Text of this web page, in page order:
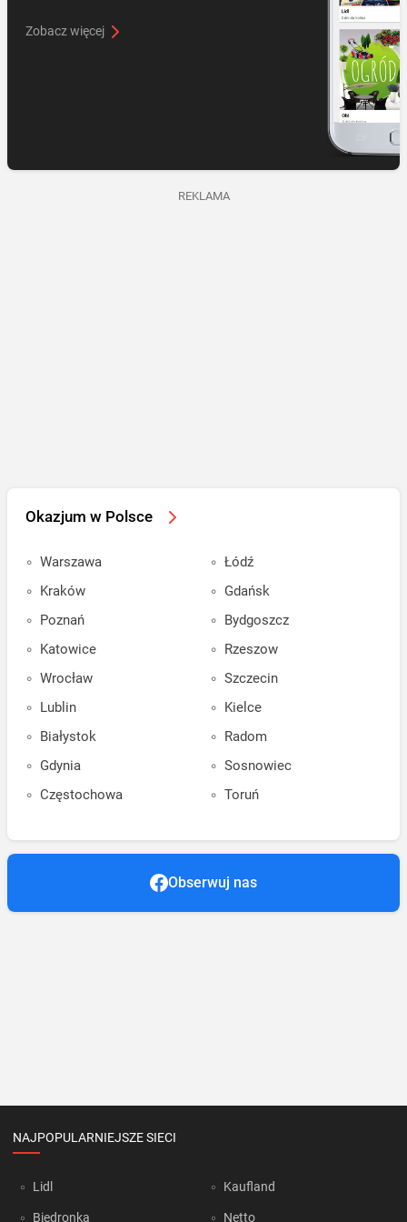
Zobacz więcej
REKLAMA
Okazjum w Polsce
Warszawa
Kraków
Poznań
Katowice
Wrocław
Lublin
Białystok
Gdynia
Częstochowa
Łódź
Gdańsk
Bydgoszcz
Rzeszow
Szczecin
Kielce
Radom
Sosnowiec
Toruń
Obserwuj nas
NAJPOPULARNIEJSZE SIECI
Lidl
Biedronka
Kaufland
Netto